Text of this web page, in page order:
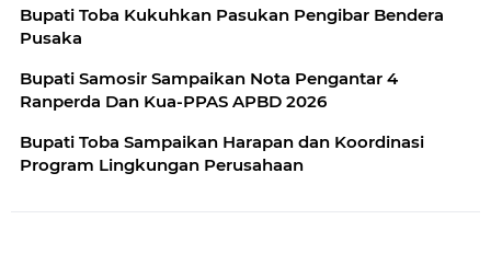
Bupati Toba Kukuhkan Pasukan Pengibar Bendera
Pusaka
Bupati Samosir Sampaikan Nota Pengantar 4
Ranperda Dan Kua-PPAS APBD 2026
Bupati Toba Sampaikan Harapan dan Koordinasi
Program Lingkungan Perusahaan